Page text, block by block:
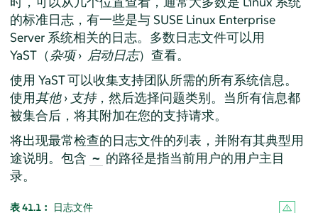
的标准日志，有一些是与 SUSE Linux Enterprise
Server系统相关的日志。多数日志文件可以用
YaST（ 杂项› 启动日志）查看。
使用 YaST 可以收集支持团队所需的所有系统信息。
使用其他› 支持，然后选择问题类别。当所有信息都
被集合后，将其附加在您的支持请求。
将出现最常检查的日志文件的列表，并附有其典型用
途说明。包含 ~ 的路径是指当前用户的用户主目
录。
表 41.1︰ 日志文件